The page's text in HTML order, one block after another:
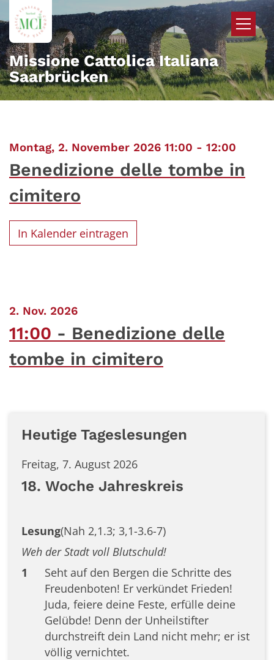
Zum Inhalt springen
Missione Cattolica Italiana
Saarbrücken
Montag, 2. November 2026 11:00 - 12:00
Benedizione delle tombe in
cimitero
In Kalender eintragen
2. Nov. 2026:
11:00
Benedizione delle
tombe in cimitero
Heutige Tageslesungen
Freitag, 7. August 2026
18. Woche Jahreskreis
Lesung(Nah 2,1.3; 3,1-3.6-7)
Weh der Stadt voll Blutschuld!
1
Seht auf den Bergen die Schritte des
Freudenboten! Er verkündet Frieden!
Juda, feiere deine Feste, erfülle deine
Gelübde! Denn der Unheilstifter
durchstreift dein Land nicht mehr; er ist
völlig vernichtet.